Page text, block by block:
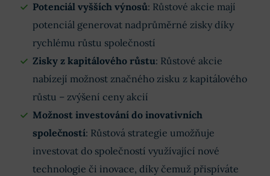
Potenciál vyšších výnosů: Růstové akcie mají
potenciál generovat nadprůměrné zisky díky
rychlému růstu společností
Zisky z kapitálového růstu: Růstové akcie
nabízejí možnost značného zisku z kapitálového
růstu – zvýšení ceny akcií
Možnost investování do inovativních
společností: Růstová strategie umožňuje
investovat do společností využívající nové
technologie či inovace, díky čemuž přispíváte